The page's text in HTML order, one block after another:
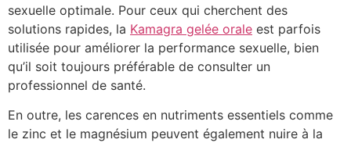
sexuelle optimale. Pour ceux qui cherchent des
solutions rapides, la Kamagra gelée orale est parfois
utilisée pour améliorer la performance sexuelle, bien
qu’il soit toujours préférable de consulter un
professionnel de santé.
En outre, les carences en nutriments essentiels comme
le zinc et le magnésium peuvent également nuire à la